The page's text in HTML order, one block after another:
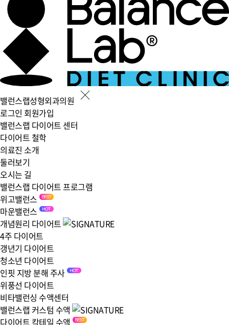
밸런스랩성형외과의원
로그인 회원가입
밸런스랩 다이어트 센터
다이어트 철학
의료진 소개
둘러보기
오시는 길
밸런스랩 다이어트 프로그램
위고밸런스
마운밸런스
개념원리 다이어트
4주 다이어트
갱년기 다이어트
청소년 다이어트
인핏 지방 분해 주사
위풍선 다이어트
비타밸런싱 수액센터
밸런스랩 커스텀 수액
다이어트 칵테일 수액